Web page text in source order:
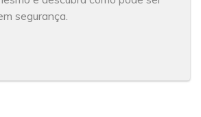
segurança.